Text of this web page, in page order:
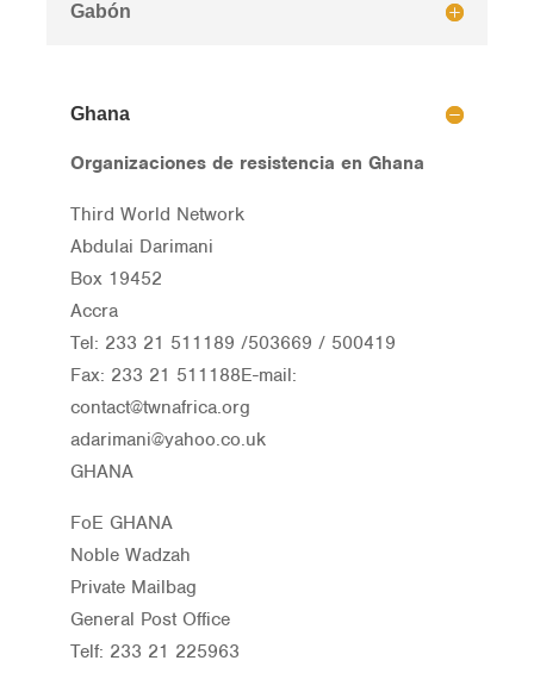
Gabón
Ghana
Organizaciones de resistencia en Ghana
Third World Network
Abdulai Darimani
Box 19452
Accra
Tel: 233 21 511189 /503669 / 500419
Fax: 233 21 511188E-mail:
contact@twnafrica.org
adarimani@yahoo.co.uk
GHANA
FoE GHANA
Noble Wadzah
Private Mailbag
General Post Office
Telf: 233 21 225963